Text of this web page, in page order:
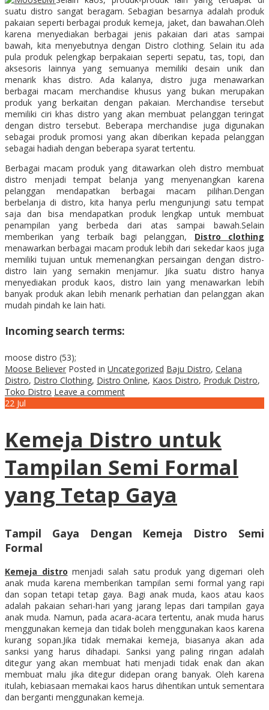
suatu distro sangat beragam. Sebagian besarnya adalah produk
pakaian seperti berbagai produk kemeja, jaket, dan bawahan.Oleh
karena menyediakan berbagai jenis pakaian dari atas sampai
bawah, kita menyebutnya dengan Distro clothing. Selain itu ada
pula produk pelengkap berpakaian seperti sepatu, tas, topi, dan
aksesoris lainnya yang semuanya memiliki desain unik dan
menarik khas distro. Ada kalanya, distro juga menawarkan
berbagai macam merchandise khusus yang bukan merupakan
produk yang berkaitan dengan pakaian. Merchandise tersebut
memiliki ciri khas distro yang akan membuat pelanggan teringat
dengan distro tersebut. Beberapa merchandise juga digunakan
sebagai produk promosi yang akan diberikan kepada pelanggan
sebagai hadiah dengan beberapa syarat tertentu.
Berbagai macam produk yang ditawarkan oleh distro membuat
distro menjadi tempat belanja yang menyenangkan karena
pelanggan mendapatkan berbagai macam pilihan.Dengan
berbelanja di distro, kita hanya perlu mengunjungi satu tempat
saja dan bisa mendapatkan produk lengkap untuk membuat
penampilan yang berbeda dari atas sampai bawah.Selain
memberikan yang terbaik bagi pelanggan, Distro clothing
menawarkan berbagai macam produk lebih dari sekedar kaos juga
memiliki tujuan untuk memenangkan persaingan dengan distro-
distro lain yang semakin menjamur. Jika suatu distro hanya
menyediakan produk kaos, distro lain yang menawarkan lebih
banyak produk akan lebih menarik perhatian dan pelanggan akan
mudah pindah ke lain hati.
Incoming search terms:
moose distro (53);
Moose Believer Posted in Uncategorized Baju Distro, Celana
Distro, Distro Clothing, Distro Online, Kaos Distro, Produk Distro,
Toko Distro Leave a comment
22 Jul
Kemeja Distro untuk
Tampilan Semi Formal
yang Tetap Gaya
Tampil Gaya Dengan Kemeja Distro Semi
Formal
Kemeja distro menjadi salah satu produk yang digemari oleh
anak muda karena memberikan tampilan semi formal yang rapi
dan sopan tetapi tetap gaya. Bagi anak muda, kaos atau kaos
adalah pakaian sehari-hari yang jarang lepas dari tampilan gaya
anak muda. Namun, pada acara-acara tertentu, anak muda harus
menggunakan kemeja dan tidak boleh menggunakan kaos karena
kurang sopan.Jika tidak memakai kemeja, biasanya akan ada
sanksi yang harus dihadapi. Sanksi yang paling ringan adalah
ditegur yang akan membuat hati menjadi tidak enak dan akan
membuat malu jika ditegur didepan orang banyak. Oleh karena
itulah, kebiasaan memakai kaos harus dihentikan untuk sementara
dan berganti menggunakan kemeja.